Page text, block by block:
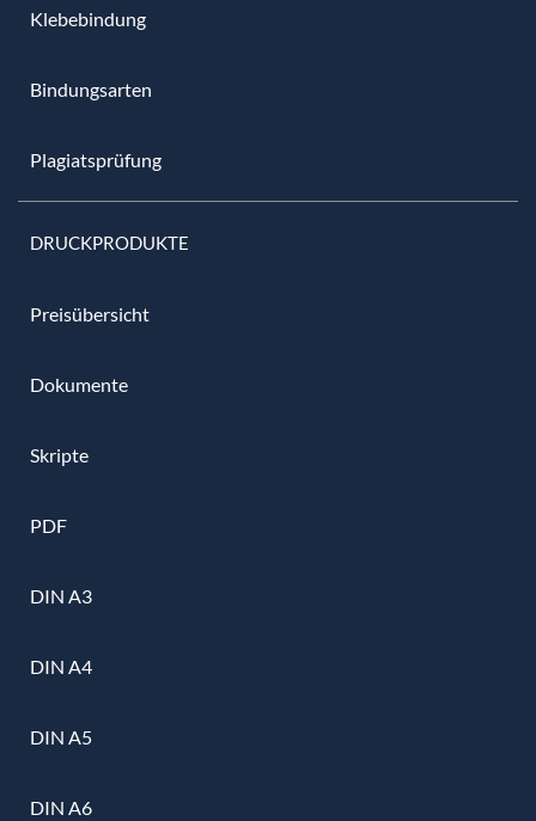
Klebebindung
Bindungsarten
Plagiatsprüfung
DRUCKPRODUKTE
Preisübersicht
Dokumente
Skripte
PDF
DIN A3
DIN A4
DIN A5
DIN A6